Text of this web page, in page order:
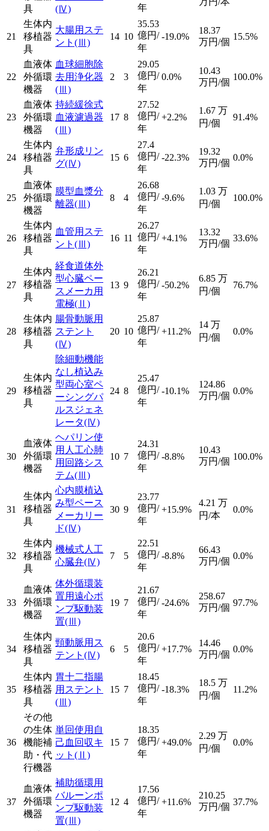
具
(Ⅳ)
年
21
生体内
移植器
具
大腸用ステ
ント (Ⅲ)
14 10
35.53
億円/
年
-19.0%
18.37
万円/個
15.5%
22
血液体
外循環
機器
血球細胞除
去用浄化器
(Ⅲ)
2 3
29.05
億円/
年
0.0%
10.43
万円/個
100.0%
23
血液体
外循環
機器
持続緩徐式
血液濾過器
(Ⅲ)
17 8
27.52
億円/
年
+2.2%
1.67 万
円/個
91.4%
24
生体内
移植器
具
弁形成リン
グ(Ⅳ)
15 6
27.4
億円/
年
-22.3%
19.32
万円/個
0.0%
25
血液体
外循環
機器
膜型血漿分
離器(Ⅲ)
8 4
26.68
億円/
年
-9.6%
1.03 万
円/個
100.0%
26
生体内
移植器
具
血管用ステ
ント (Ⅲ)
16 11
26.27
億円/
年
+4.1%
13.32
万円/個
33.6%
27
生体内
移植器
具
経食道体外
型心臓ペー
スメーカ用
電極(Ⅱ)
13 9
26.21
億円/
年
-50.2%
6.85 万
円/個
76.7%
28
生体内
移植器
具
腸骨動脈用
ステント
(Ⅳ)
20 10
25.87
億円/
年
+11.2%
14 万
円/個
0.0%
29
生体内
移植器
具
除細動機能
なし植込み
型両心室ペ
ーシングパ
ルスジェネ
レータ(Ⅳ)
24 8
25.47
億円/
年
-10.1%
124.86
万円/個 0.0%
30
血液体
外循環
機器
ヘパリン使
用人工心肺
用回路シス
テム(Ⅲ)
10 7
24.31
億円/
年
-8.8%
10.43
万円/個 100.0%
31
生体内
移植器
具
心内膜植込
み型ペース
メーカリー
ド(Ⅳ)
30 9
23.77
億円/
年
+15.9%
4.21 万
円/本
0.0%
32
生体内
移植器
具
機械式人工
心臓弁(Ⅳ)
7 5
22.51
億円/
年
-8.8%
66.43
万円/個
0.0%
33
血液体
外循環
機器
体外循環装
置用遠心ポ
ンプ駆動装
置(Ⅲ)
19 7
21.67
億円/
年
-24.6%
258.67
万円/個 97.7%
34
生体内
移植器
具
頸動脈用ス
テント (Ⅳ)
6 5
20.6
億円/
年
+17.7%
14.46
万円/個
0.0%
35
生体内
移植器
具
胃十二指腸
用ステント
(Ⅲ)
15 7
18.45
億円/
年
-18.3%
18.5 万
円/個
11.2%
36
その他
の生体
機能補
助・代
行機器
単回使用自
己血回収キ
ット (Ⅱ)
15 7
18.35
億円/
年
+49.0%
2.29 万
円/個
0.0%
37
血液体
外循環
機器
補助循環用
バルーンポ
ンプ駆動装
置(Ⅲ)
12 4
17.56
億円/
年
+11.6%
210.25
万円/個 37.7%